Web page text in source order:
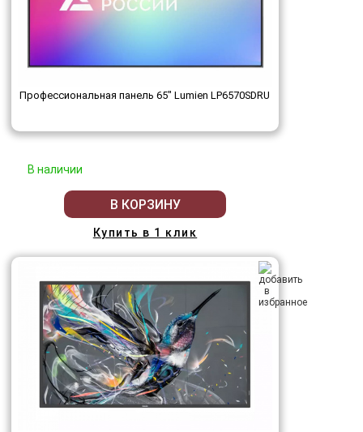
Профессиональная панель 65" Lumien LP6570SDRU
В наличии
В КОРЗИНУ
Купить в 1 клик